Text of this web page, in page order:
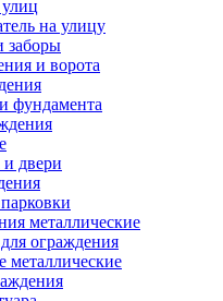
на улицу
заборы
и ворота
фундамента
двери
металлические
ограждения
металлические